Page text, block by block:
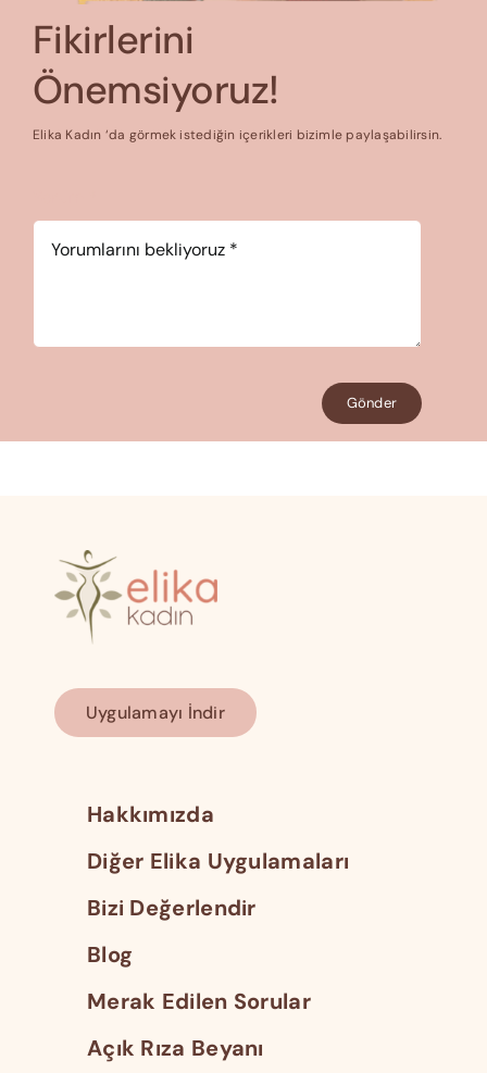
Fikirlerini
Önemsiyoruz!
Elika Kadın ‘da görmek istediğin içerikleri bizimle paylaşabilirsin.
Gönder
Uygulamayı İndir
Hakkımızda
Diğer Elika Uygulamaları
Bizi Değerlendir
Blog
Merak Edilen Sorular
Açık Rıza Beyanı